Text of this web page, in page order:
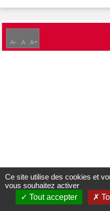
A- A A+
Ce site utilise des cookies et
vous souhaitez activer
Tout accepter